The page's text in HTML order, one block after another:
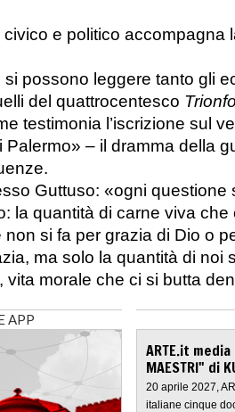
e politico accompagna
possono leggere tanto gli
del quattrocentesco
testimonia l’iscrizione sul
Palermo» – il dramma della
Guttuso: «ogni questione
la quantità di carne viva che
non si fa per grazia di Dio o
ma solo la quantità di noi
vita morale che ci si butta
APP
ARTE.it
MAESTRI" di
20 aprile 2027,
italiane cinque